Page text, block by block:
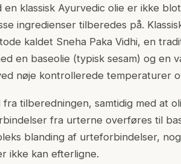
klassisk Ayurvedic olie er ikke
ingredienser tilberedes på.
kaldet Sneha Paka Vidhi, en
en baseolie (typisk sesam) og en
nøje kontrollerede temperaturer
tilberedningen, samtidig med at
fra urterne overføres til
blanding af urteforbindelser,
ikke kan efterligne.